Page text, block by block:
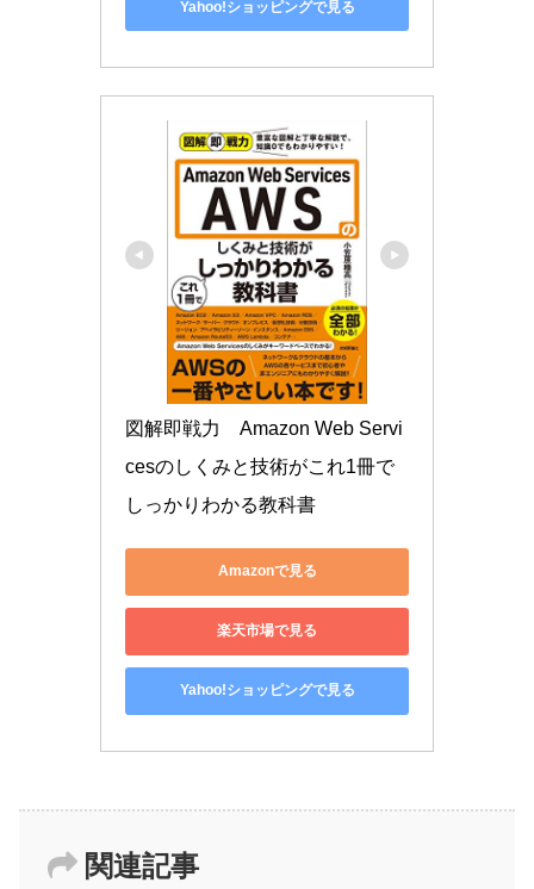
Yahoo!ショッピングで見る
図解即戦力　Amazon Web Servi
cesのしくみと技術がこれ1冊で
しっかりわかる教科書
Amazonで見る
楽天市場で見る
Yahoo!ショッピングで見る
関連記事